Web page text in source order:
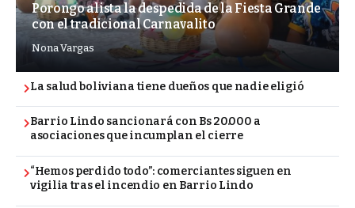
Porongo alista la despedida de la Fiesta Grande
con el tradicional Carnavalito
Nona Vargas
La salud boliviana tiene dueños que nadie eligió
Barrio Lindo sancionará con Bs 20.000 a
asociaciones que incumplan el cierre
“Hemos perdido todo”: comerciantes siguen en
vigilia tras el incendio en Barrio Lindo